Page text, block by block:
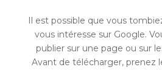
Il est possible que vous
vous intéresse sur Google.
publier sur une page ou sur
Avant de télécharger, prenez